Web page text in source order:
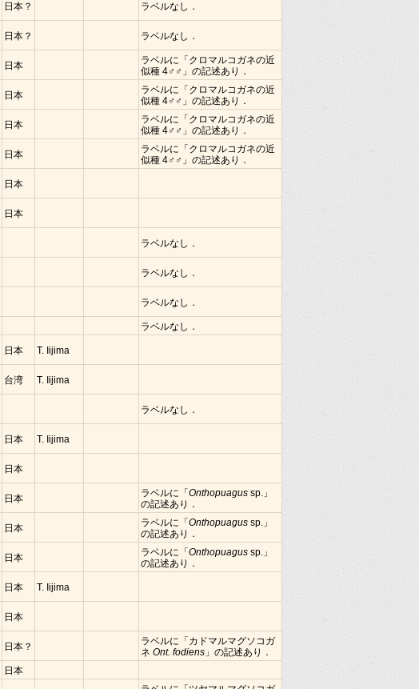
日本？ ラベルなし．
日本？ ラベルなし．
日本
ラベルに「クロマルコガネの近
似種 4♂♂」の記述あり．
日本
ラベルに「クロマルコガネの近
似種 4♂♂」の記述あり．
日本
ラベルに「クロマルコガネの近
似種 4♂♂」の記述あり．
日本
ラベルに「クロマルコガネの近
似種 4♂♂」の記述あり．
日本
日本
ラベルなし．
ラベルなし．
ラベルなし．
ラベルなし．
日本 T. Iijima
台湾 T. Iijima
ラベルなし．
日本 T. Iijima
日本
日本 ラベルに「 Onthopuagus sp.」
の記述あり．
日本 ラベルに「 Onthopuagus sp.」
の記述あり．
日本 ラベルに「 Onthopuagus sp.」
の記述あり．
日本 T. Iijima
日本
日本？
ラベルに「カドマルマグソコガ
ネ Ont. fodiens 」の記述あり．
日本